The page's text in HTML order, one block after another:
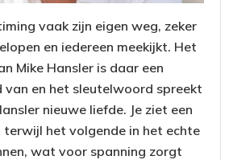
vaak zijn eigen weg, zeker
en iedereen meekijkt. Het
Mike Hansler is daar een
van en het sleutelwoord spreekt
nieuwe liefde. Je ziet een
het volgende in het echte
wat voor spanning zorgt